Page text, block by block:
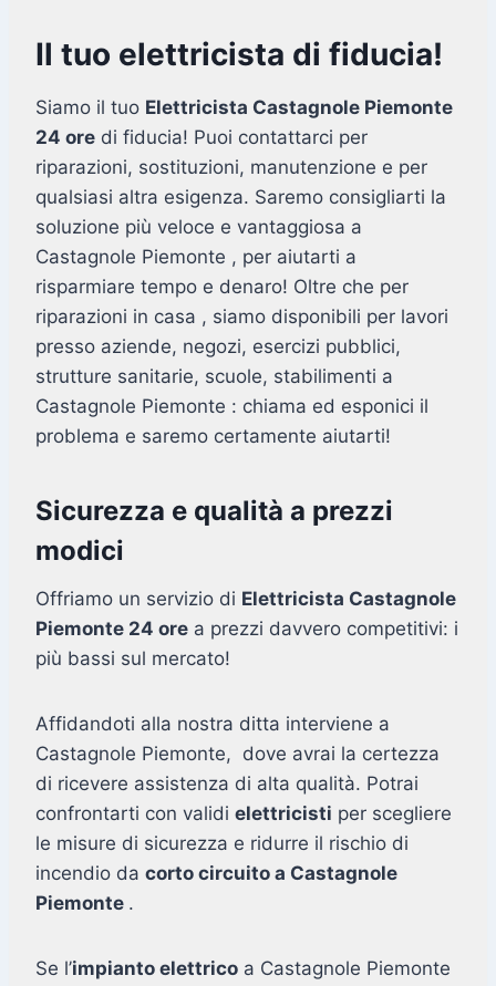
Il tuo elettricista di fiducia!
Siamo il tuo Elettricista Castagnole Piemonte
24 ore di fiducia! Puoi contattarci per
riparazioni, sostituzioni, manutenzione e per
qualsiasi altra esigenza. Saremo consigliarti la
soluzione più veloce e vantaggiosa a
Castagnole Piemonte , per aiutarti a
risparmiare tempo e denaro! Oltre che per
riparazioni in casa , siamo disponibili per lavori
presso aziende, negozi, esercizi pubblici,
strutture sanitarie, scuole, stabilimenti a
Castagnole Piemonte : chiama ed esponici il
problema e saremo certamente aiutarti!
Sicurezza e qualità a prezzi
modici
Offriamo un servizio di Elettricista Castagnole
Piemonte 24 ore a prezzi davvero competitivi: i
più bassi sul mercato!
Affidandoti alla nostra ditta interviene a
Castagnole Piemonte, dove avrai la certezza
di ricevere assistenza di alta qualità. Potrai
confrontarti con validi elettricisti per scegliere
le misure di sicurezza e ridurre il rischio di
incendio da corto circuito a Castagnole
Piemonte .
Se l’impianto elettrico a Castagnole Piemonte